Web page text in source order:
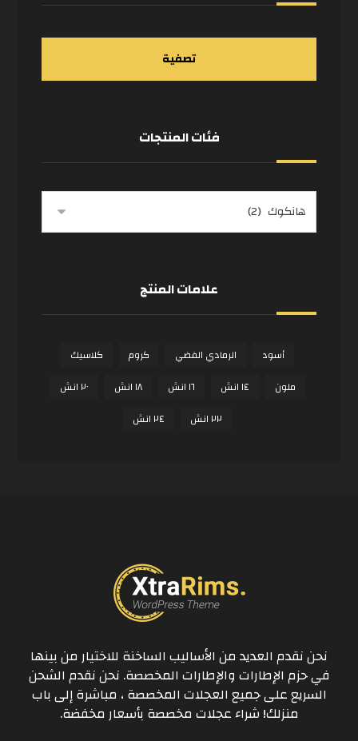
تصفية
فئات المنتجات
علامات المنتج
أسود الرمادي الفضي كروم
كلاسيك
ملون
١٤ انش ١٦ انش ١٨ انش
٢٠ انش
٢٢ انش
٢٤ انش
نحن نقدم العديد من الأساليب الساخنة للاختيار من بينها
في حزم الإطارات والإطارات المخصصة. نحن نقدم الشحن
السريع على جميع العجلات المخصصة ، مباشرة إلى باب
منزلك! شراء عجلات مخصصة بأسعار مخفضة.